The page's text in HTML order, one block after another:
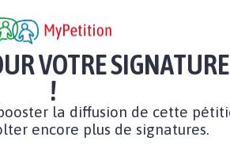
VOTRE SIGNATURE
!
la diffusion de cette
encore plus de signatures.